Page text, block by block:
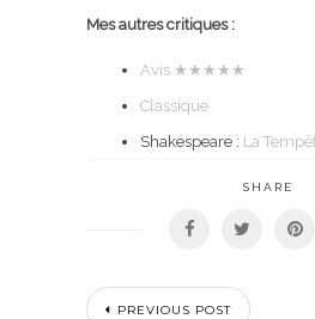
Mes autres critiques :
Avis ★★★★★
Classique
Shakespeare : La
SHARE
PREVIOUS POST